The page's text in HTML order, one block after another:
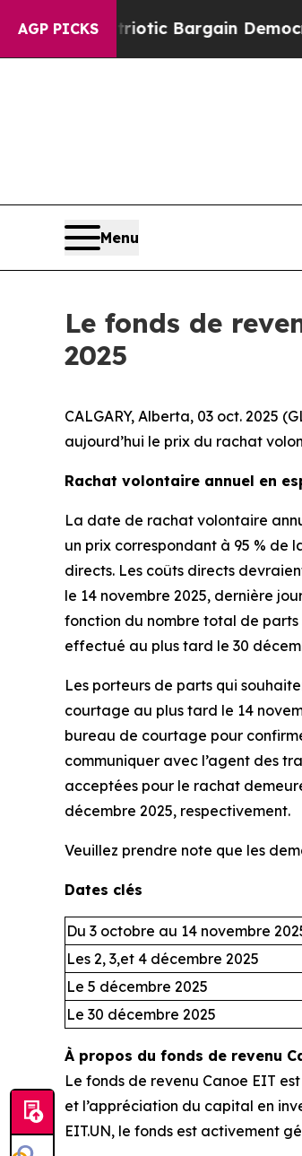
AGP PICKS
Patriotic Bargain Democrats
Menu
Le fonds de
2025
CALGARY, Alberta, 03 oct. 2025
aujourd’hui le prix du rachat
Rachat volontaire annuel en
La date de rachat volontaire
un prix correspondant à 95 % de
directs. Les coûts directs
le 14 novembre 2025, dernière
fonction du nombre total de
effectué au plus tard le 30
Les porteurs de parts qui
courtage au plus tard le 14
bureau de courtage pour
communiquer avec l’agent des
acceptées pour le rachat
décembre 2025, respectivement.
Veuillez prendre note que les
Dates clés
Du 3 octobre au 14 novembre
Les 2, 3,et 4 décembre 2025
Le 5 décembre 2025
Le 30 décembre 2025
À propos du fonds de revenu
Le fonds de revenu Canoe EIT
et l’appréciation du capital en
EIT.UN, le fonds est activement